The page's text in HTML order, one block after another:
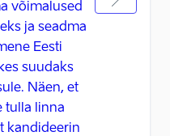
võimalused
ja seadma
Eesti
suudaks
Näen, et
tulla linna
kandideerin